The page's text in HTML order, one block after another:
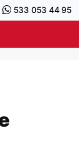
533 053 44 95